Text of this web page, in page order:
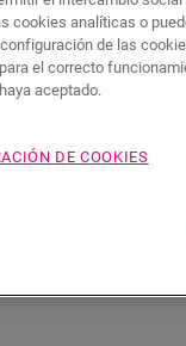
Acceso
de su suelo. El
le sugerimos que lo
también está
cookies analíticas o
configuración de las
el correcto
aceptado.
DE COOKIES